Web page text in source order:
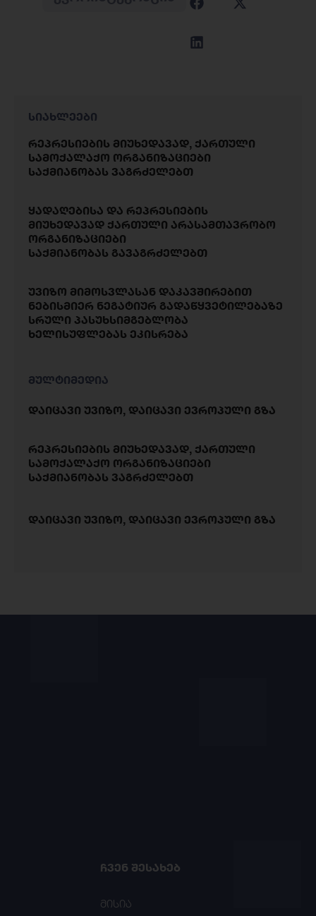
სიახლეები
რეპრესიების მიუხედავად, ქართული
სამოქალაქო ორგანიზაციები
საქმიანობას ვაგრძელებთ
ყადაღებისა და რეპრესიების
მიუხედავად ქართული არასამთავრობო
ორგანიზაციები
საქმიანობას გავაგრძელებთ
უვიზო მიმოსვლასან დაკავშირებით
ნებისმიერ ნეგატიურ გადაწყვეტილებაზე
სრული პასუხსიმგებლობა
ხელისუფლებას ეკისრება
მულტიმედია
დაიცავი უვიზო, დაიცავი ევროპული გზა
რეპრესიების მიუხედავად, ქართული
სამოქალაქო ორგანიზაციები
საქმიანობას ვაგრძელებთ
დაიცავი უვიზო, დაიცავი ევროპული გზა
ᲩᲕᲔᲜ ᲨᲔᲡᲐᲮᲔᲑ
მისია